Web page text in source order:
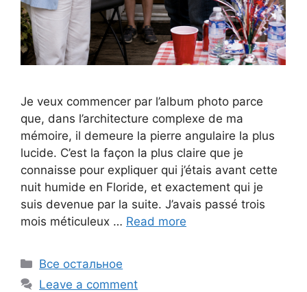
Je veux commencer par l’album photo parce
que, dans l’architecture complexe de ma
mémoire, il demeure la pierre angulaire la plus
lucide. C’est la façon la plus claire que je
connaisse pour expliquer qui j’étais avant cette
nuit humide en Floride, et exactement qui je
suis devenue par la suite. J’avais passé trois
mois méticuleux … Read more
Categories
Все остальное
Leave a comment